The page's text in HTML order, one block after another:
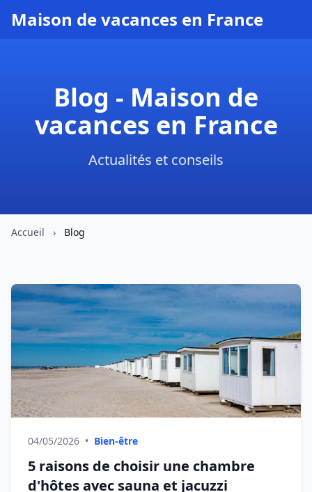
Maison de vacances en France
Blog - Maison de
vacances en France
Actualités et conseils
Accueil › Blog
04/05/2026 • Bien-être
5 raisons de choisir une chambre
d'hôtes avec sauna et jacuzzi